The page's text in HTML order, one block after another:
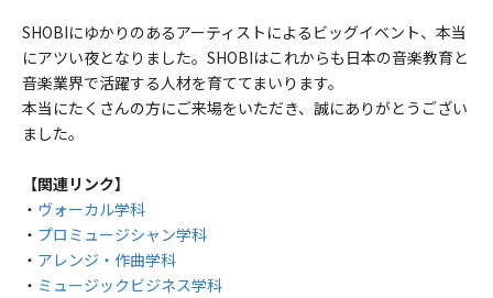
SHOBIにゆかりのあるアーティストによるビッグイベント、本当
にアツい夜となりました。SHOBIはこれからも日本の音楽教育と
音楽業界で活躍する人材を育ててまいります。
本当にたくさんの方にご来場をいただき、誠にありがとうござい
ました。
【関連リンク】
・ ヴォーカル学科
・ プロミュージシャン学科
・ アレンジ・作曲学科
・ ミュージックビジネス学科